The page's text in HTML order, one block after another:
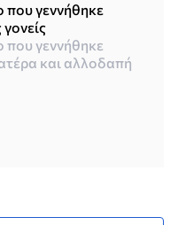
που γεννήθηκε
που γεννήθηκε
και αλλοδαπή